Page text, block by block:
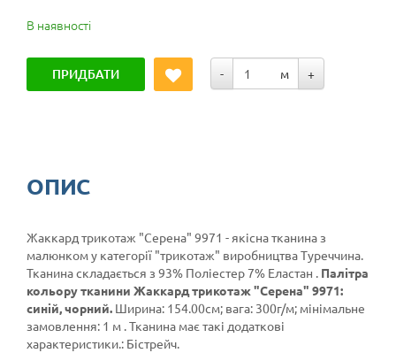
В наявності
ПРИДБАТИ - м +
ОПИС
Жаккард трикотаж "Серена" 9971 - якісна тканина з
малюнком у категорії "трикотаж" виробництва Туреччина.
Тканина складається з 93% Поліестер 7% Еластан . Палітра
кольору тканини Жаккард трикотаж "Серена" 9971:
синій, чорний. Ширина: 154.00см; вага: 300г/м; мінімальне
замовлення: 1 м . Тканина має такі додаткові
характеристики.: Бістрейч.